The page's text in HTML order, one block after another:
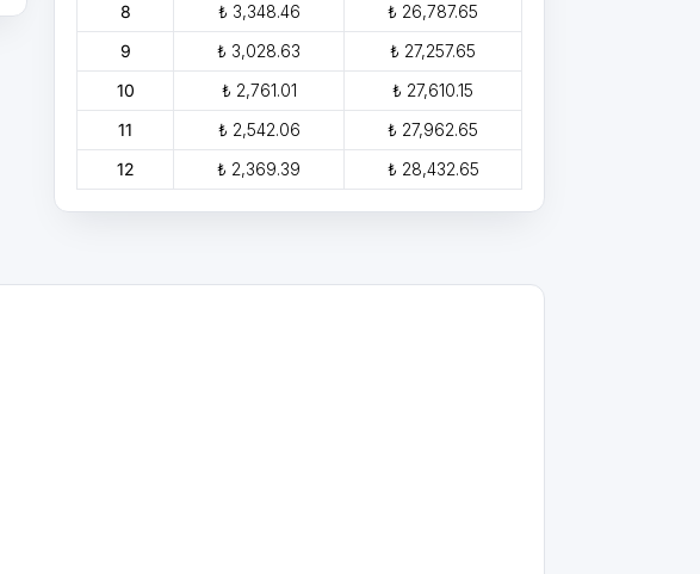
8
₺ 3,348.46
₺ 26,787.65
9
₺ 3,028.63
₺ 27,257.65
10
₺ 2,761.01
₺ 27,610.15
11
₺ 2,542.06
₺ 27,962.65
12
₺ 2,369.39 ₺ 28,432.65